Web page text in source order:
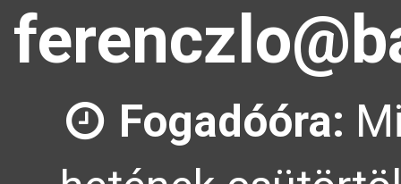
Fogadóóra: